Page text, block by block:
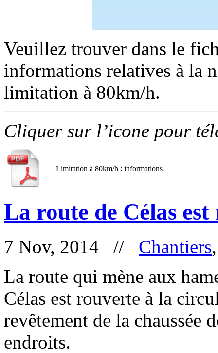
Veuillez trouver dans le
informations relatives à la
limitation à 80km/h.
Cliquer sur l’icone pour
Limitation à 80km/h : informations
La route de Célas
7 Nov, 2014 // Chantiers
La route qui mène aux
Célas est rouverte à la
revêtement de la chaussée
endroits.